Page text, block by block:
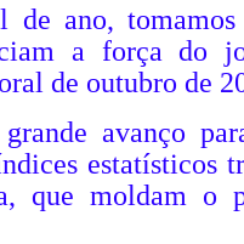
ano, tomamos
a força do
de outubro de
avanço
estatísticos
que moldam o